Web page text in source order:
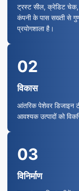
ट्रस्ट सील, क्रेडिट चेक,
कंपनी के पास सख्ती से
प्रयोगशाला है।
02
विकास
आंतरिक पेशेवर डिजाइन
आवश्यक उत्पादों को
03
विनिर्माण